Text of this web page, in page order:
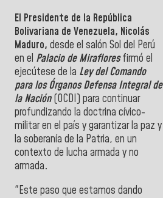
El Presidente de la República
Bolivariana de Venezuela, Nicolás
Maduro, desde el salón Sol del Perú
en el Palacio de Miraflores firmó el
ejecútese de la Ley del Comando
para los Órganos Defensa Integral de
la Nación(OCDI) para continuar
profundizando la doctrina cívico-
militar en el país y garantizar la paz y
la soberanía de la Patria, en un
contexto de lucha armada y no
armada.
"Este paso que estamos dando